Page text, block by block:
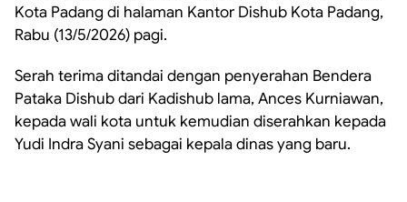
Kota Padang di halaman Kantor Dishub Kota Padang,
Rabu (13/5/2026) pagi.
Serah terima ditandai dengan penyerahan Bendera
Pataka Dishub dari Kadishub lama, Ances Kurniawan,
kepada wali kota untuk kemudian diserahkan kepada
Yudi Indra Syani sebagai kepala dinas yang baru.